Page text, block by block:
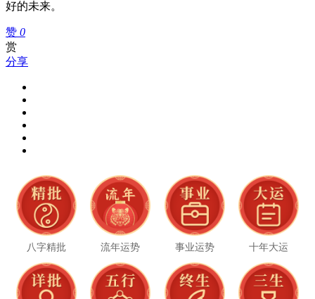
好的未来。
赞 0
赏
分享
八字精批 流年运势 事业运势 十年大运